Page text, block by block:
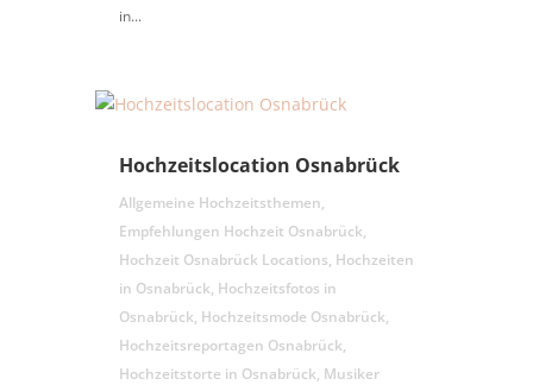
in...
Hochzeitslocation Osnabrück
Allgemeine Hochzeitsthemen,
Empfehlungen Hochzeit Osnabrück,
Hochzeit Osnabrück Locations, Hochzeiten
in Osnabrück, Hochzeitsfotos in
Osnabrück, Hochzeitsmode Osnabrück,
Hochzeitsreportagen Osnabrück,
Hochzeitstorte in Osnabrück, Musiker